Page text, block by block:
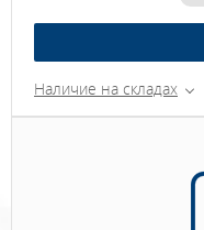
Наличие на складах